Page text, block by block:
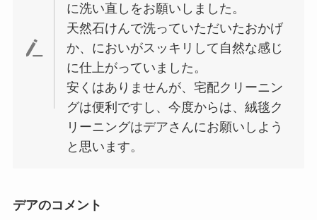
に洗い直しをお願いしました。
天然石けんで洗っていただいたおかげ
か、においがスッキリして自然な感じ
に仕上がっていました。
安くはありませんが、宅配クリーニン
グは便利ですし、今度からは、絨毯ク
リーニングはデアさんにお願いしよう
と思います。
デアのコメント